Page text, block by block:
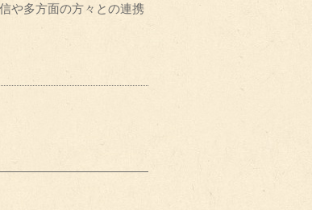
や多方面の方々との連携